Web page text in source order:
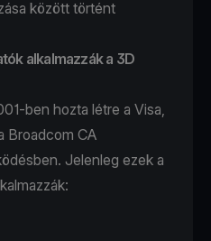
között történt
alkalmazzák a 3D
ben hozta létre a Visa,
Broadcom CA
Jelenleg ezek a